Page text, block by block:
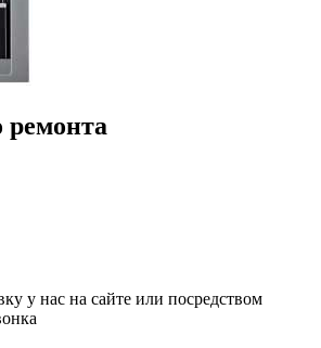
у нас на сайте или посредством